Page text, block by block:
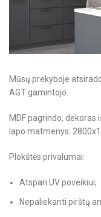
Mūsų prekyboje
AGT gamintojo.
MDF pagrindo, dekoras
lapo matmenys:
Plokštės privalumai:
Atspari UV poveikiui;
Nepaliekanti pirštų